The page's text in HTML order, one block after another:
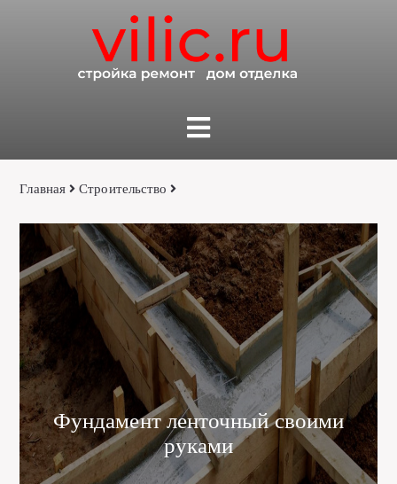
Главная Строительство
Фундамент ленточный своими
руками